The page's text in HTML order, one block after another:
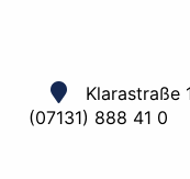
Klarastraße
(07131) 888 41 0